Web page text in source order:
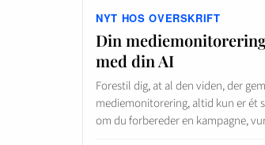
NYT HOS OVERSKRIFT
Din
med din AI
Forestil dig, at al den viden, der
mediemonitorering, altid kun er ét
om du forbereder en kampagne,